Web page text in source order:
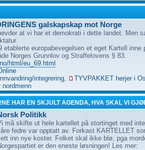
galskapskap mot Norge
at vi har et demokrati i dette landet. Men
etablerte europabevegelsen et eget Kartell inne
Norges Grunnlov og Straffelovens § 83.
html/eu_69.html
Innvandring/integrering,
TYVPAKKET herjer i
nordmenn
HAR EN SKJULT AGENDA, HVA SKAL VI
Politikk
må skifte ut hele kartellet på stortinget med
fedre var opptatt av. Forkast KARTELLET
inn nye koster. Folket skal ikke blø, pga
er den eneste løsningen! Les mer: